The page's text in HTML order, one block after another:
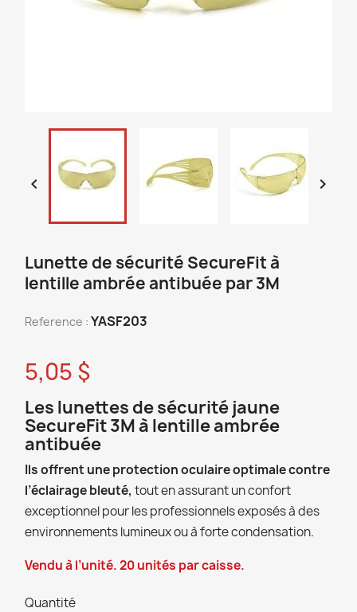
 
Lunette de sécurité SecureFit à
lentille ambrée antibuée par 3M
Reference : YASF203
5,05 $
Les lunettes de sécurité jaune
SecureFit 3M à lentille ambrée
antibuée
Ils offrent une protection oculaire optimale contre
l’éclairage bleuté, tout en assurant un confort
exceptionnel pour les professionnels exposés à des
environnements lumineux ou à forte condensation.
Vendu à l’unité. 20 unités par caisse.
Quantité